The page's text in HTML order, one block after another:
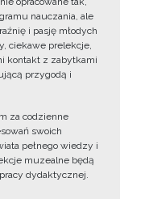
nauczania, ale
i pasję młodych
ciekawe prelekcje,
kontakt z zabytkami
przygodą i
za codzienne
swoich
pełnego wiedzy i
muzealne będą
dydaktycznej.